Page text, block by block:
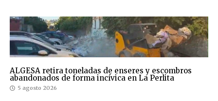
ALGESA retira toneladas de enseres y escombros
abandonados de forma incívica en La Perlita
5 agosto 2026